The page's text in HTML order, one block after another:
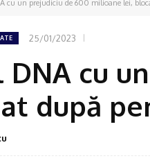
cu un prejudiciu de 600 milioane lei,
25/01/2023
DNA cu
după